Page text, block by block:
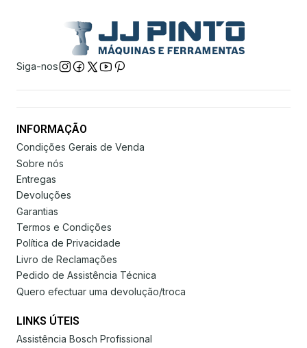
Siga-nos
INFORMAÇÃO
Condições Gerais de Venda
Sobre nós
Entregas
Devoluções
Garantias
Termos e Condições
Política de Privacidade
Livro de Reclamações
Pedido de Assistência Técnica
Quero efectuar uma devolução/troca
LINKS ÚTEIS
Assistência Bosch Profissional